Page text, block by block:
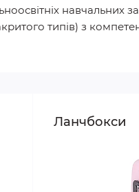
навчальних
типів) з
Ланчбокси